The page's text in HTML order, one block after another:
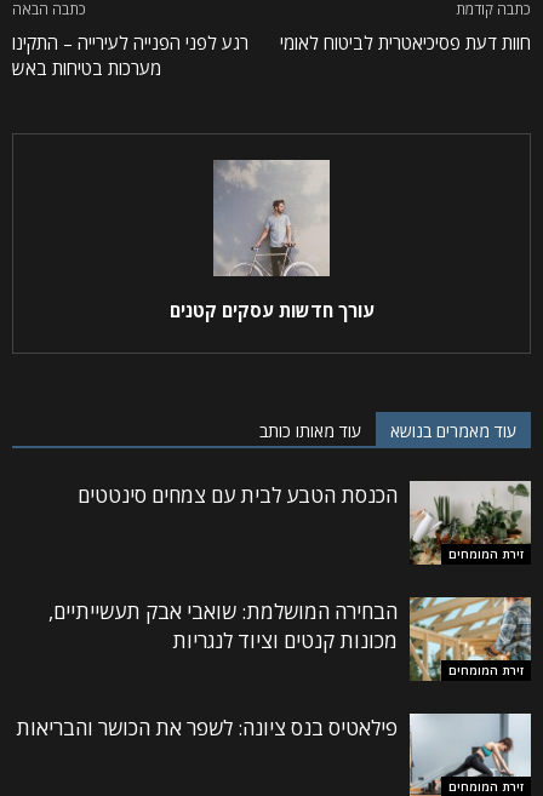
כתבה קודמת
חוות דעת פסיכיאטרית לביטוח לאומי
כתבה הבאה
רגע לפני הפנייה לעירייה – התקינו
מערכות בטיחות באש
עורך חדשות עסקים קטנים
עוד מאמרים בנושא עוד מאותו כותב
זירת המומחים
הכנסת הטבע לבית עם צמחים סינטטים
זירת המומחים
הבחירה המושלמת: שואבי אבק תעשייתיים,
מכונות קנטים וציוד לנגריות
זירת המומחים
פילאטיס בנס ציונה: לשפר את הכושר והבריאות